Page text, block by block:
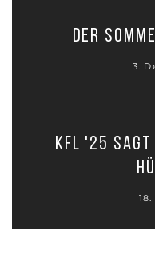
Der
3.
KFL '25 sagt